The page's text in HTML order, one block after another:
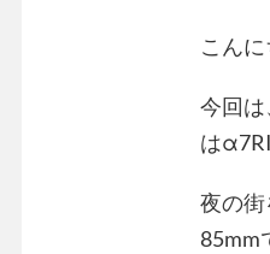
こんに
今回
は
夜の
85mm